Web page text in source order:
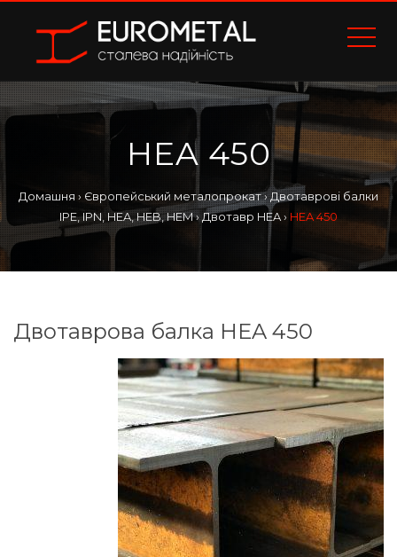
HEA 450
Домашня › Європейський металопрокат› Двотаврові балки
IPE, IPN, HEA, HEB, HEM›Двотавр HEA› HEA 450
Двотаврова балка HEA 450